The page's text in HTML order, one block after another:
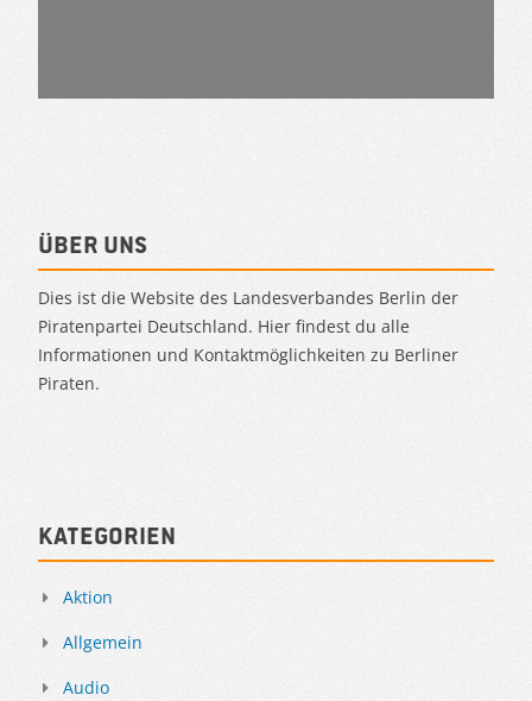
Über uns
Dies ist die Website des Landesverbandes Berlin der
Piratenpartei Deutschland. Hier findest du alle
Informationen und Kontaktmöglichkeiten zu Berliner
Piraten.
Kategorien
Aktion
Allgemein
Audio